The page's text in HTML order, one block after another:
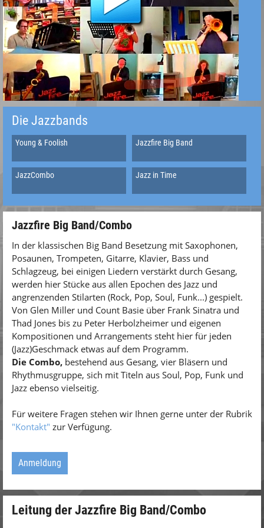
Die Jazzbands
Young & Foolish Jazzfire Big Band
JazzCombo Jazz in Time
Jazzfire Big Band/Combo
In der klassischen Big Band Besetzung mit Saxophonen,
Posaunen, Trompeten, Gitarre, Klavier, Bass und
Schlagzeug, bei einigen Liedern verstärkt durch Gesang,
werden hier Stücke aus allen Epochen des Jazz und
angrenzenden Stilarten (Rock, Pop, Soul, Funk...) gespielt.
Von Glen Miller und Count Basie über Frank Sinatra und
Thad Jones bis zu Peter Herbolzheimer und eigenen
Kompositionen und Arrangements steht hier für jeden
(Jazz)Geschmack etwas auf dem Programm.
Die Combo, bestehend aus Gesang, vier Bläsern und
Rhythmusgruppe, sich mit Titeln aus Soul, Pop, Funk und
Jazz ebenso vielseitig.
Für weitere Fragen stehen wir Ihnen gerne unter der Rubrik
"Kontakt" zur Verfügung.
Anmeldung
Leitung der Jazzfire Big Band/Combo